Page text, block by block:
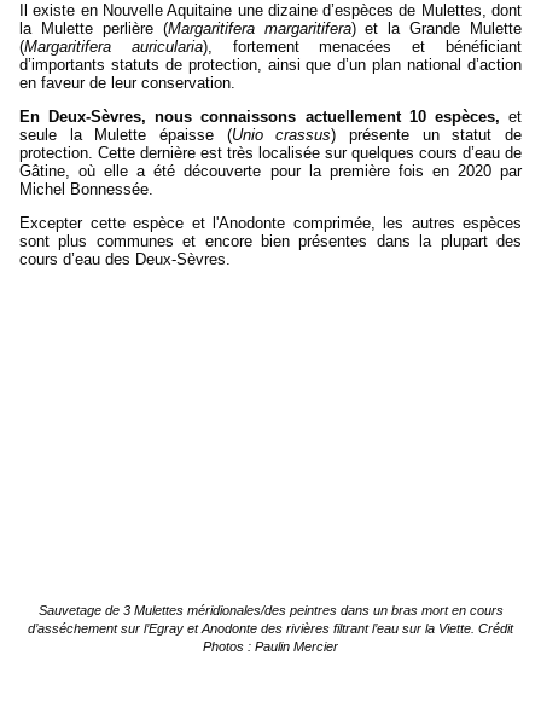
Il existe en Nouvelle Aquitaine une dizaine d’espèces de Mulettes, dont
la Mulette perlière (Margaritifera margaritifera) et la Grande Mulette
(Margaritifera auricularia), fortement menacées et bénéficiant
d’importants statuts de protection, ainsi que d’un plan national d’action
en faveur de leur conservation.
En Deux-Sèvres, nous connaissons actuellement 10 espèces, et
seule la Mulette épaisse (Unio crassus) présente un statut de
protection. Cette dernière est très localisée sur quelques cours d’eau de
Gâtine, où elle a été découverte pour la première fois en 2020 par
Michel Bonnessée.
Excepter cette espèce et l'Anodonte comprimée, les autres espèces
sont plus communes et encore bien présentes dans la plupart des
cours d’eau des Deux-Sèvres.
Sauvetage de 3 Mulettes méridionales/des peintres dans un bras mort en cours
d’asséchement sur l’Egray et Anodonte des rivières filtrant l’eau sur la Viette. Crédit
Photos : Paulin Mercier